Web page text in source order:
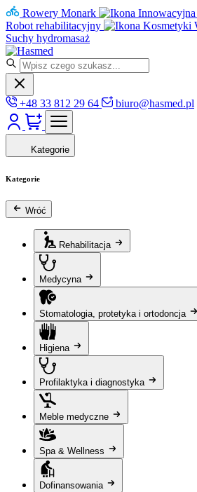
Rowery Monark
Robot rehabilitacyjny
Kosmetyki
Suchy hydromasaż
+48 33 812 29 64 biuro@hasmed.pl
Kategorie
Kategorie
Wróć
Rehabilitacja
Medycyna
Stomatologia, protetyka i ortodoncja
Higiena
Profilaktyka i diagnostyka
Meble medyczne
Spa & Wellness
Dofinansowania